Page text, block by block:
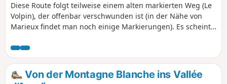
Diese Route folgt teilweise einem alten markierten Weg (Le
Volpin), der offenbar verschwunden ist (in der Nähe von
Marieux findet man noch einige Markierungen). Es scheint,
Wege ebenso kurz ist wie die von Hasen. Es ist natürlich
möglich, nur 17 km zu laufen (indem man an Punkt 11 nach
links abbiegt), aber die kleine Schleife im Norden ist sehr
interessant. Es gibt nur sehr wenige Straßen und die Wege
Von der Montagne Blanche ins Vallée